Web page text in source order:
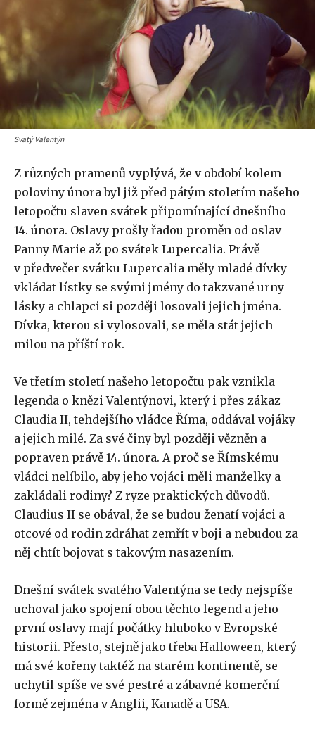
Svatý Valentýn
Z různých pramenů vyplývá, že v období kolem
poloviny února byl již před pátým stoletím našeho
letopočtu slaven svátek připomínající dnešního
14. února. Oslavy prošly řadou proměn od oslav
Panny Marie až po svátek Lupercalia. Právě
v předvečer svátku Lupercalia měly mladé dívky
vkládat lístky se svými jmény do takzvané urny
lásky a chlapci si později losovali jejich jména.
Dívka, kterou si vylosovali, se měla stát jejich
milou na příští rok.
Ve třetím století našeho letopočtu pak vznikla
legenda o knězi Valentýnovi, který i přes zákaz
Claudia II, tehdejšího vládce Říma, oddával vojáky
a jejich milé. Za své činy byl později vězněn a
popraven právě 14. února. A proč se Římskému
vládci nelíbilo, aby jeho vojáci měli manželky a
zakládali rodiny? Z ryze praktických důvodů.
Claudius II se obával, že se budou ženatí vojáci a
otcové od rodin zdráhat zemřít v boji a nebudou za
něj chtít bojovat s takovým nasazením.
Dnešní svátek svatého Valentýna se tedy nejspíše
uchoval jako spojení obou těchto legend a jeho
první oslavy mají počátky hluboko v Evropské
historii. Přesto, stejně jako třeba Halloween, který
má své kořeny taktéž na starém kontinentě, se
uchytil spíše ve své pestré a zábavné komerční
formě zejména v Anglii, Kanadě a USA.